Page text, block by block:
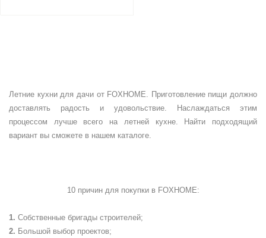
Летние кухни для дачи от FOXHOME. Приготовление пищи должно
доставлять радость и удовольствие. Наслаждаться этим
процессом лучше всего на летней кухне. Найти подходящий
вариант вы сможете в нашем каталоге.
10 причин для покупки в FOXHOME:
Собственные бригады строителей;
Большой выбор проектов;